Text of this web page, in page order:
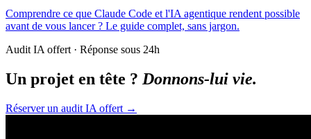
Comprendre ce que Claude Code et l'IA agentique rendent possible
avant de vous lancer ? Le guide complet, sans jargon.
Audit IA offert · Réponse sous 24h
Un projet en tête ? Donnons-lui vie.
Réserver un audit IA offert →